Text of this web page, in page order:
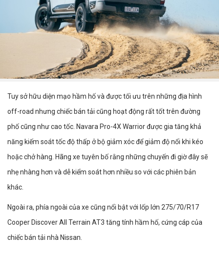
Tuy sở hữu diện mạo hầm hố và được tối ưu trên những địa hình
off-road nhưng chiếc bán tải cũng hoạt động rất tốt trên đường
phố cũng như cao tốc. Navara Pro-4X Warrior được gia tăng khả
năng kiếm soát tốc độ thấp ở bộ giảm xóc để giảm độ nổi khi kéo
hoặc chở hàng. Hãng xe tuyên bố rằng những chuyến đi giờ đây sẽ
nhẹ nhàng hơn và dễ kiểm soát hơn nhiều so với các phiên bản
khác.
Ngoài ra, phía ngoài của xe cũng nổi bật với lốp lớn 275/70/R17
Cooper Discover All Terrain AT3 tăng tính hầm hố, cứng cáp của
chiếc bán tải nhà Nissan.